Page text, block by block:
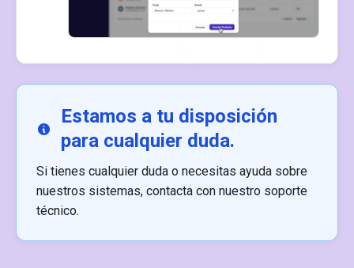
Estamos a tu disposición
para cualquier duda.
Si tienes cualquier duda o necesitas ayuda sobre
nuestros sistemas, contacta con nuestro soporte
técnico.